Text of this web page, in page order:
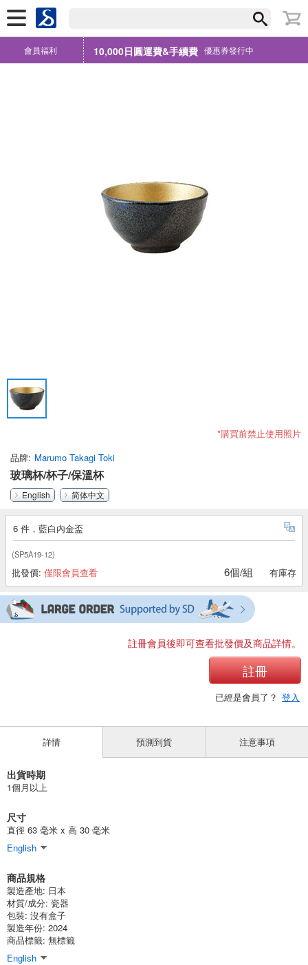
會員福利 10,000日圓運費&手續費 優惠券發行中
*購買前禁止使用照片
品牌 Marumo Takagi Toki
玻璃杯/杯子/保溫杯
English 简体中文
6 件，藍白內金盃
(SP5A19-12)
批發價: 僅限會員查看 6個/組 有庫存
註冊會員後即可查看批發價及商品詳情。
註冊
已經是會員了？ 登入
詳情
出貨時期
1個月以上
尺寸
直徑 63 毫米 x 高 30 毫米
English
商品規格
製造產地: 日本
材質/成分: 瓷器
包裝: 沒有盒子
製造年份: 2024
商品標籤: 無標籤
English
預測到貨 注意事項